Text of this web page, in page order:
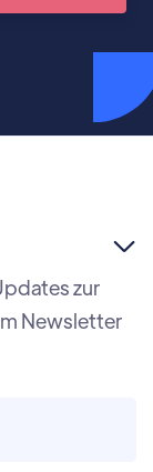

zur
Newsletter